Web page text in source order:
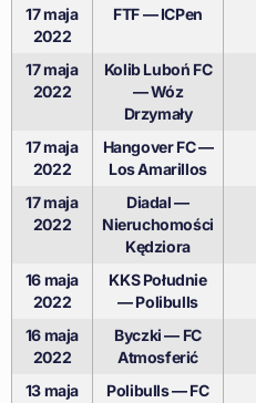
17 maja
2022
FTF — ICPen
17 maja
2022
Kolib Luboń FC
— Wóz
Drzymały
17 maja
2022
Hangover FC —
Los Amarillos
17 maja
2022
Diadal —
Nieruchomości
Kędziora
16 maja
2022
KKS Południe
— Polibulls
16 maja
2022
Byczki — FC
Atmosferić
13 maja
Polibulls — FC